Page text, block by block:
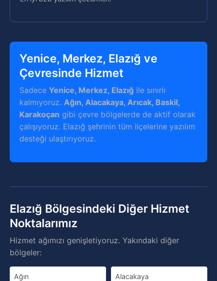
Yenice, Merkez, Elazığ ve
Çevresinde Hizmet
Sadece Yenice, Merkez, Elazığ ile sınırlı
kalmıyoruz. Ağın, Alacakaya, Arıcak, Baskil,
Karakoçan gibi çevre bölgelerde de aktif olarak
çalışıyoruz. Elazığ şehrinin tüm ilçelerine yazılım
desteği ulaştırıyoruz.
Elazığ Bölgesindeki Diğer Hizmet
Noktalarımız
Hizmet ağımızı genişletiyoruz. Yakındaki diğer
bölgeler:
Ağın Alacakaya